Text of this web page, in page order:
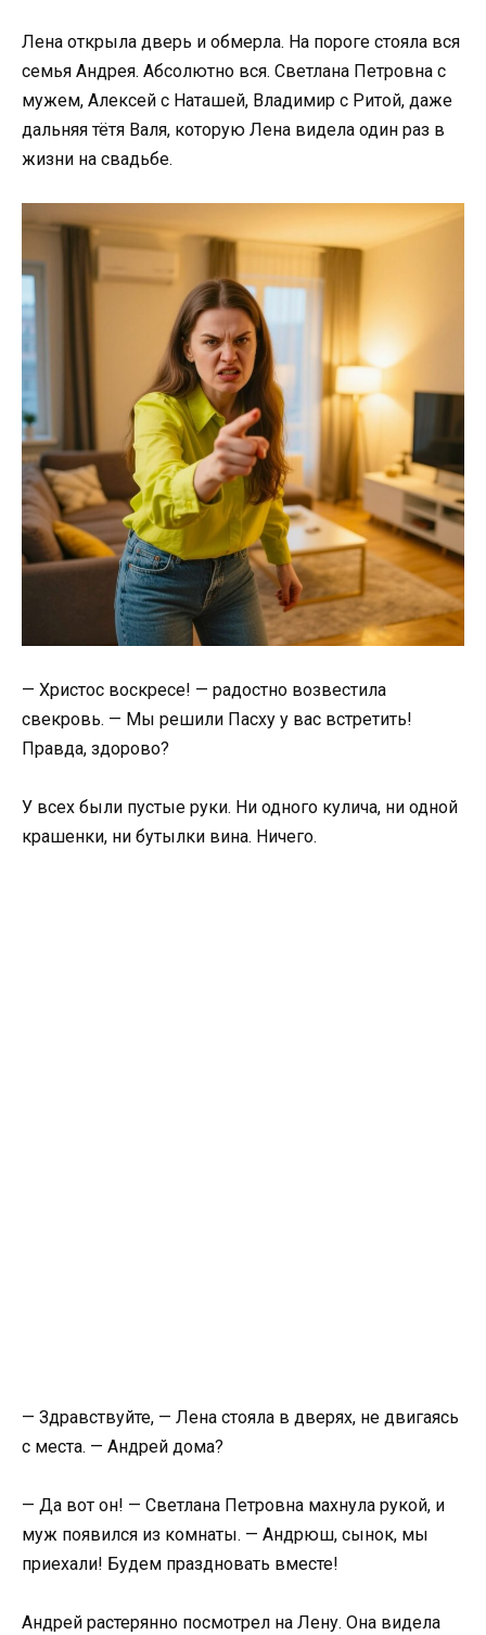
Лена открыла дверь и обмерла. На пороге стояла вся
семья Андрея. Абсолютно вся. Светлана Петровна с
мужем, Алексей с Наташей, Владимир с Ритой, даже
дальняя тётя Валя, которую Лена видела один раз в
жизни на свадьбе.
— Христос воскресе! — радостно возвестила
свекровь. — Мы решили Пасху у вас встретить!
Правда, здорово?
У всех были пустые руки. Ни одного кулича, ни одной
крашенки, ни бутылки вина. Ничего.
— Здравствуйте, — Лена стояла в дверях, не двигаясь
с места. — Андрей дома?
— Да вот он! — Светлана Петровна махнула рукой, и
муж появился из комнаты. — Андрюш, сынок, мы
приехали! Будем праздновать вместе!
Андрей растерянно посмотрел на Лену. Она видела